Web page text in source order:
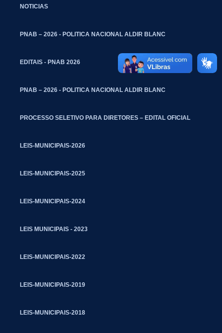
NOTICIAS
PNAB – 2026 - POLITICA NACIONAL ALDIR BLANC
EDITAIS - PNAB 2026
PNAB – 2026 - POLITICA NACIONAL ALDIR BLANC
PROCESSO SELETIVO PARA DIRETORES – EDITAL OFICIAL
LEIS-MUNICIPAIS-2026
LEIS-MUNICIPAIS-2025
LEIS-MUNICIPAIS-2024
LEIS MUNICIPAIS - 2023
LEIS-MUNICIPAIS-2022
LEIS-MUNICIPAIS-2019
LEIS-MUNICIPAIS-2018